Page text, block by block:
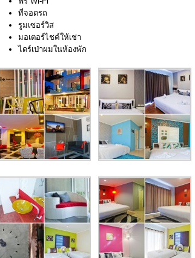
ที่จอดรถ
รูมเซอร์วิส
มอเตอร์ไชค์ให้เช่า
ไดร์เป่าผมในห้องพัก